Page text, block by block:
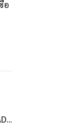
อ